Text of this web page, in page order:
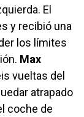
El
y recibió una
los límites
Max
vueltas del
atrapado
coche de